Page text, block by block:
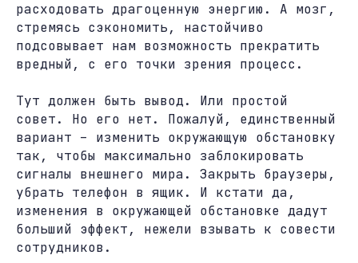
расходовать драгоценную энергию. А мозг,
стремясь сэкономить, настойчиво
подсовывает нам возможность прекратить
вредный, с его точки зрения процесс.
Тут должен быть вывод. Или простой
совет. Но его нет. Пожалуй, единственный
вариант – изменить окружающую обстановку
так, чтобы максимально заблокировать
сигналы внешнего мира. Закрыть браузеры,
убрать телефон в ящик. И кстати да,
изменения в окружающей обстановке дадут
больший эффект, нежели взывать к совести
сотрудников.